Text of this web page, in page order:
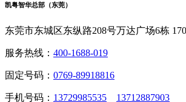
凯粤智华总部（东莞）
东莞市东城区东纵路208号万达广场6栋
服务热线： 400-1688-019
固定号码： 0769-89918816
手机号码： 13729985535 13712887903